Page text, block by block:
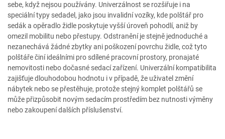
sebe, když nejsou používány. Univerzálnost se rozšiřuje i na
speciální typy sedadel, jako jsou invalidní vozíky, kde polštář pro
sedák a opěradlo židle poskytuje vyšší úroveň pohodlí, aniž by
omezil mobilitu nebo přestupy. Odstranění je stejně jednoduché a
nezanechává žádné zbytky ani poškození povrchu židle, což tyto
polštáře činí ideálními pro sdílené pracovní prostory, pronajaté
nemovitosti nebo dočasné sedací zařízení. Univerzální kompatibilita
zajišťuje dlouhodobou hodnotu i v případě, že uživatel změní
nábytek nebo se přestěhuje, protože stejný komplet polštářů se
může přizpůsobit novým sedacím prostředím bez nutnosti výměny
nebo zakoupení dalších příslušenství.